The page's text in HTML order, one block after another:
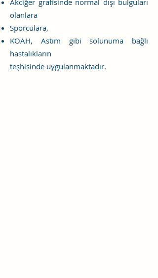
Akciğer grafisinde normal dışı bulguları
olanlara
Sporculara,
KOAH, Astım gibi solunuma bağlı
hastalıkların
teşhisinde uygulanmaktadır.